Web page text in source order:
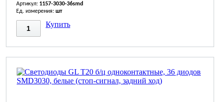
Артикул: 1157-3030-36smd
Ед. измерения: шт
Купить